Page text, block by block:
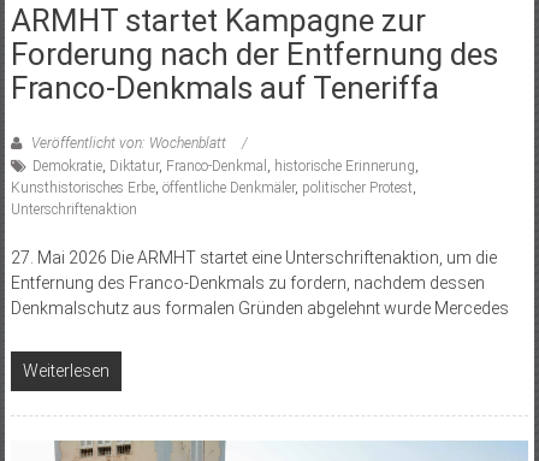
ARMHT startet Kampagne zur
Forderung nach der Entfernung des
Franco-Denkmals auf Teneriffa
Veröffentlicht von: Wochenblatt
Demokratie, Diktatur, Franco-Denkmal historische Erinnerung
Kunsthistorisches Erbe, öffentliche Denkmäler, politischer Protest
Unterschriftenaktion
27. Mai 2026 Die ARMHT startet eine Unterschriftenaktion, um die
Entfernung des Franco-Denkmals zu fordern, nachdem dessen
Denkmalschutz aus formalen Gründen abgelehnt wurde Mercedes
Weiterlesen